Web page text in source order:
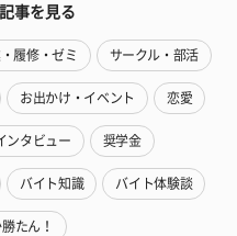
事を見る
履修・ゼミ サークル・部活
お出かけ・イベント 恋愛
ンタビュー 奨学金
バイト知識 バイト体験談
たん！